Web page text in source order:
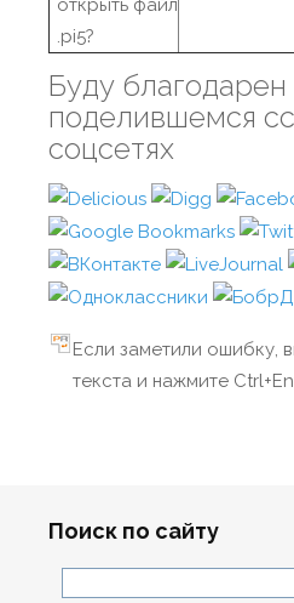
открыть файл
.pi5?
Буду
поделившемся
соцсетях
Если заметили ошибку,
текста и нажмите
Поиск по сайту